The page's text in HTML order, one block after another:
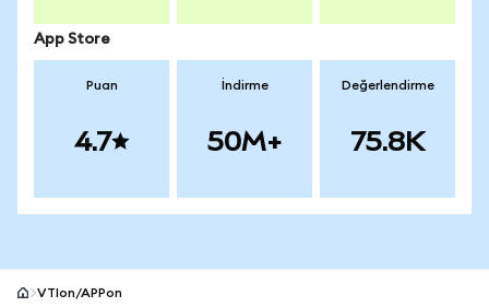
App Store
Puan
4.7
İndirme
50M+
Değerlendirme
75.8K
VTIon/APPon